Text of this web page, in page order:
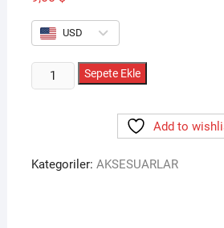
USD
SUNİX
ŞARJ
adet
Sepete Ekle
Add to
Kategoriler: AKSESUARLAR